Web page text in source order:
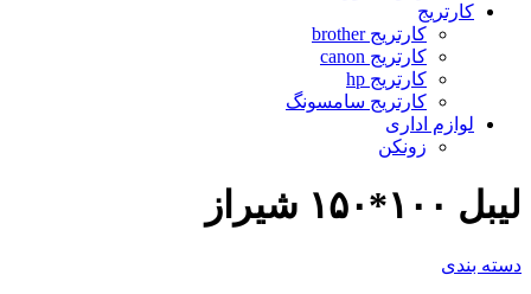
کارتریج
کارتریج brother
کارتریج canon
کارتریج hp
کارتریج سامسونگ
لوازم اداری
زونکن
لیبل ۱۰۰*۱۵۰ شیراز
دسته بندی